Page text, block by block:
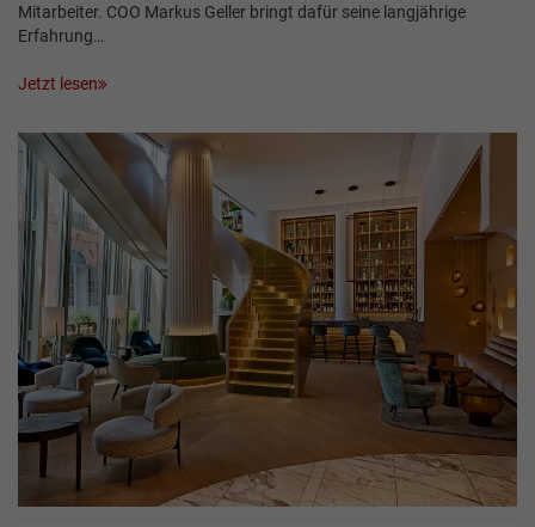
Mitarbeiter. COO Markus Geller bringt dafür seine langjährige
Erfahrung…
Jetzt lesen